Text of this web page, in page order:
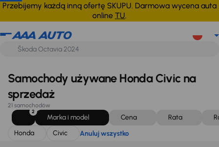
Przebijemy każdą inną ofertę SKUPU. Darmowa wycena auta
online TU.
Honda Civic Anuluj wszystko
Samochody używane Honda Civic na
sprzedaż
21 samochodów
2
Marka i model Cena Rata
Honda
Civic Anuluj wszystko